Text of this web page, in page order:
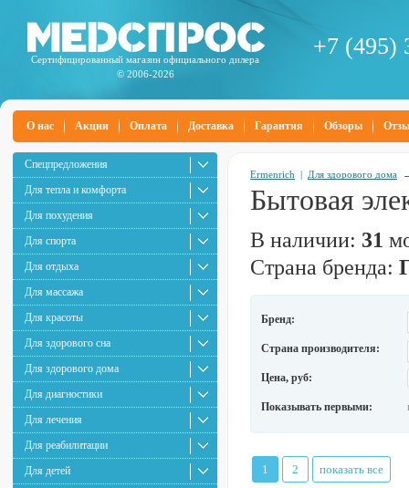
Сертифицированный магазин официального дилера
© 2006-2026
+7 (495)
О нас Акции Оплата Доставка Гарантия Обзоры
Спецпредложения
Для тепла и комфорта
Для похудения
Для спорта
Для отдыха
Для массажа
Для красоты
Для здорового сна
Для здорового дома
Для диагностики
Для лечения
Для реабилитации
Для детей
Ermenrich | Для здорового дома
Бытовая
В наличии: 31
Страна бренда:
Бренд:
Страна производителя:
Цена, руб:
Показывать первыми:
1 2 показать все